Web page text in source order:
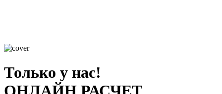
Только у нас!
ОНЛАЙН РАСЧЕТ